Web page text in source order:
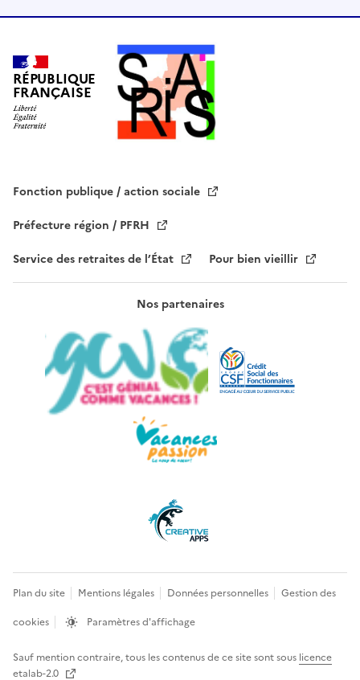
e
h
a
m
p
v
e
RÉPUBLIQUE
FRANÇAISE
Fonction publique / action sociale
Préfecture région / PFRH
Service des retraites de l’État
Pour bien vieillir
Nos partenaires
Plan du site Mentions légales Données personnelles
Gestion des
cookies
Paramètres d'affichage
Sauf mention contraire, tous les contenus de ce site sont sous licence
etalab-2.0